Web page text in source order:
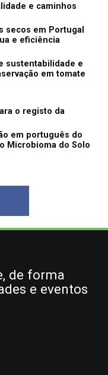
e caminhos
secos em Portugal
e eficiência
sustentabilidade e
em tomate
o registo da
em português do
Microbioma do Solo
de forma
e eventos